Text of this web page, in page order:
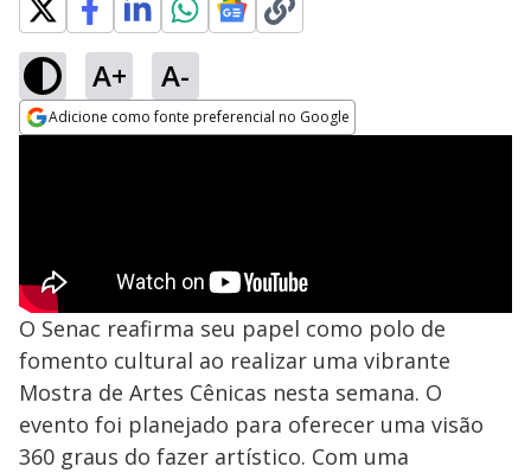
A+ A-
Adicione como fonte preferencial no Google
O Senac reafirma seu papel como polo de
fomento cultural ao realizar uma vibrante
Mostra de Artes Cênicas nesta semana. O
evento foi planejado para oferecer uma visão
360 graus do fazer artístico. Com uma